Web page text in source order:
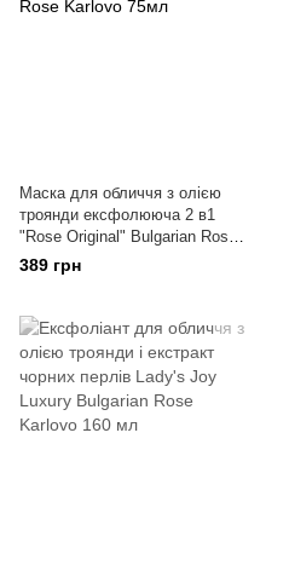
Маска для обличчя з олією
троянди ексфолююча 2 в1
"Rose Original" Bulgarian Rose
Karlovo 75мл
389 грн